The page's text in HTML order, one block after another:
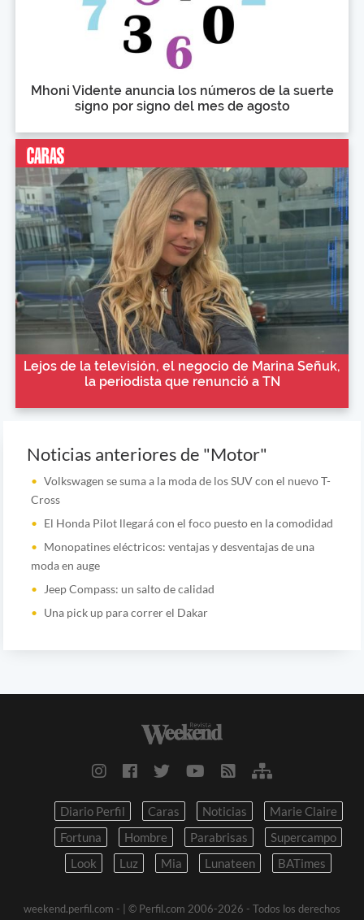
Mhoni Vidente anuncia los números de la suerte
signo por signo del mes de agosto
Lejos de la televisión, el negocio de Marina Señuk,
la periodista que renunció a TN
Noticias anteriores de "Motor"
Volkswagen se suma a la moda de los SUV con el nuevo T-
Cross
El Honda Pilot llegará con el foco puesto en la comodidad
Monopatines eléctricos: ventajas y desventajas de una
moda en auge
Jeep Compass: un salto de calidad
Una pick up para correr el Dakar
Diario Perfil Caras Noticias
Marie Claire
Fortuna
Hombre Parabrisas
Supercampo
Look
Luz Mia Lunateen BATimes
weekend.perfil.com -
| © Perfil.com 2006-2026 - Todos los derechos